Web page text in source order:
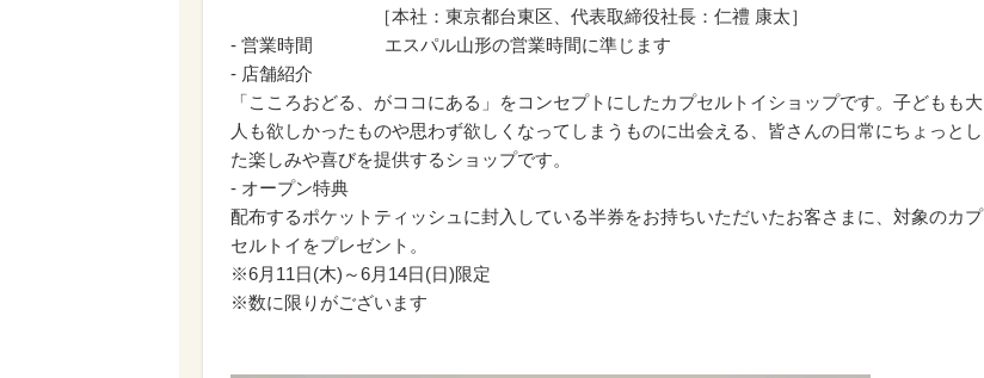
［本社：東京都台東区、代表取締役社長：仁禮 康太］
- 営業時間 エスパル山形の営業時間に準じます
- 店舗紹介
「こころおどる、がココにある」をコンセプトにしたカプセルトイショップです。子どもも大
人も欲しかったものや思わず欲しくなってしまうものに出会える、皆さんの日常にちょっとし
た楽しみや喜びを提供するショップです。
- オープン特典
配布するポケットティッシュに封入している半券をお持ちいただいたお客さまに、対象のカプ
セルトイをプレゼント。
※6月11日(木)～6月14日(日)限定
※数に限りがございます